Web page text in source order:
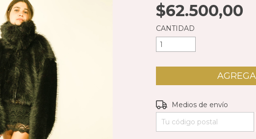
$62.500,00
CANTIDAD
Entregas para el CP:
Medios de envío